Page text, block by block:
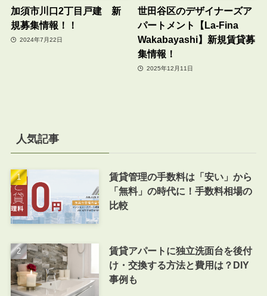
加須市川口2丁目戸建 新
規募集情報！！
2024年7月22日
世田谷区のデザイナーズア
パートメント【La-Fina
Wakabayashi】新規賃貸募
集情報！
2025年12月11日
人気記事
賃貸管理の手数料は「安い」から
「無料」の時代に！手数料相場の
比較
賃貸アパートに独立洗面台を後付
け・交換する方法と費用は？DIY
事例も